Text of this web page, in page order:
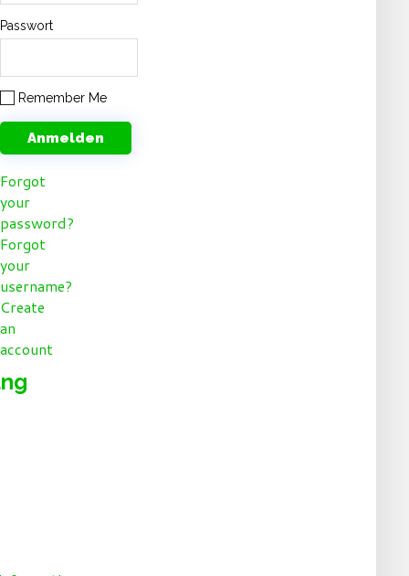
Passwort
Remember Me
Forgot
your
password?
Forgot
your
username?
Create
an
account